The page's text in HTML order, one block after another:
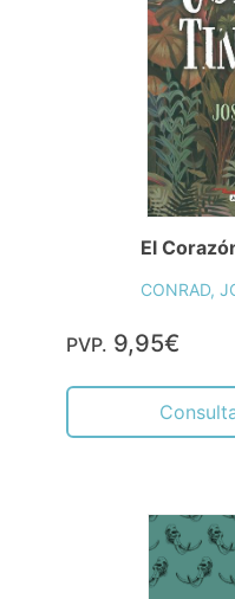
El
CONRAD,
PVP. 9,95€